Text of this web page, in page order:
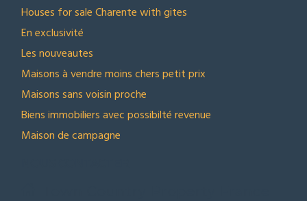
Houses for sale Charente with gites
En exclusivité
Les nouveautes
Maisons à vendre moins chers petit prix
Maisons sans voisin proche
Biens immobiliers avec possibilté revenue
Maison de campagne